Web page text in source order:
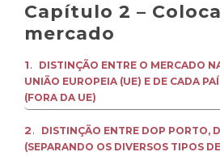
Capítulo 2 –
mercado
1.
DISTINÇÃO ENTRE O MERCADO
UNIÃO EUROPEIA (UE) E DE CADA
(FORA DA UE)
2.
DISTINÇÃO ENTRE DOP PORTO,
(SEPARANDO OS DIVERSOS TIPOS